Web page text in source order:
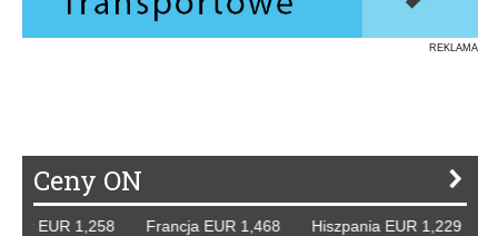
REKLAMA
Ceny ON
EUR 1,258 Francja EUR 1,468 Hiszpania EUR 1,229